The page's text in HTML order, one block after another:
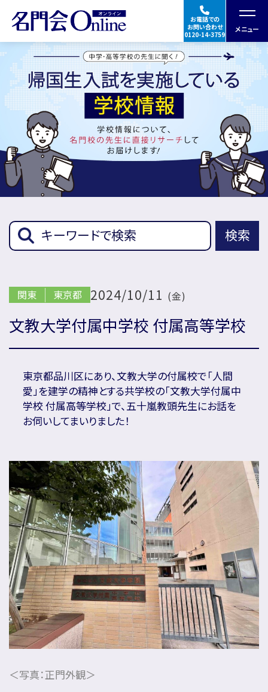
お電話での
お問い合わせ
0120-14-3759
メニュー
授業の特徴・料金
合格実績・体験談
指導講師
★Googleの口コミを見る
イベント
帰国生入試学校
会社概要
プライバシーポリシー
カスタマーハラスメントに対する基本方針
合格体験談・入試分析資料プレゼント
名門会 公式SNS
名門会note「プロが明かす合格のヒント」
検索
関東 東京都 2024/10/11 (金)
文教大学付属中学校 付属高等学校
東京都品川区にあり、文教大学の付属校で「人間
愛」を建学の精神とする共学校の「文教大学付属中
学校 付属高等学校」で、五十嵐教頭先生にお話を
お伺いしてまいりました！
＜写真：正門外観＞